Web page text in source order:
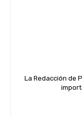
La Redacción de